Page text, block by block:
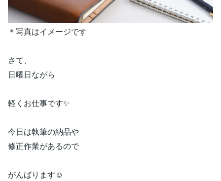
＊写真はイメージです
さて、
日曜日ながら
軽くお仕事です✨
今日は執筆の納品や
修正作業があるので
がんばります☺️